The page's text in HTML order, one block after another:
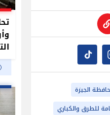
الجيزة
للطرق والكباري